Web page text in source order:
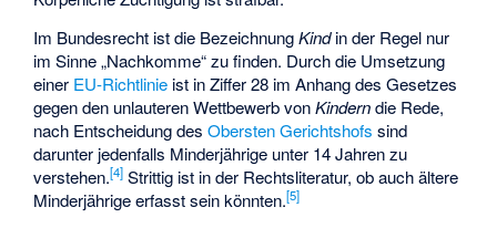
Im Bundesrecht ist die BezeichnungKindin der Regel nur
im Sinne „Nachkomme“ zu finden. Durch die Umsetzung
einer EU-Richtlinie ist in Ziffer 28 im Anhang desGesetzes
gegen den unlauteren WettbewerbvonKinderndie Rede,
nach Entscheidung desObersten Gerichtshofs sind
darunter jedenfalls Minderjährige unter 14 Jahren zu
verstehen.[4] Strittig ist in der Rechtsliteratur, ob auch ältere
Minderjährige erfasst sein könnten.[5]